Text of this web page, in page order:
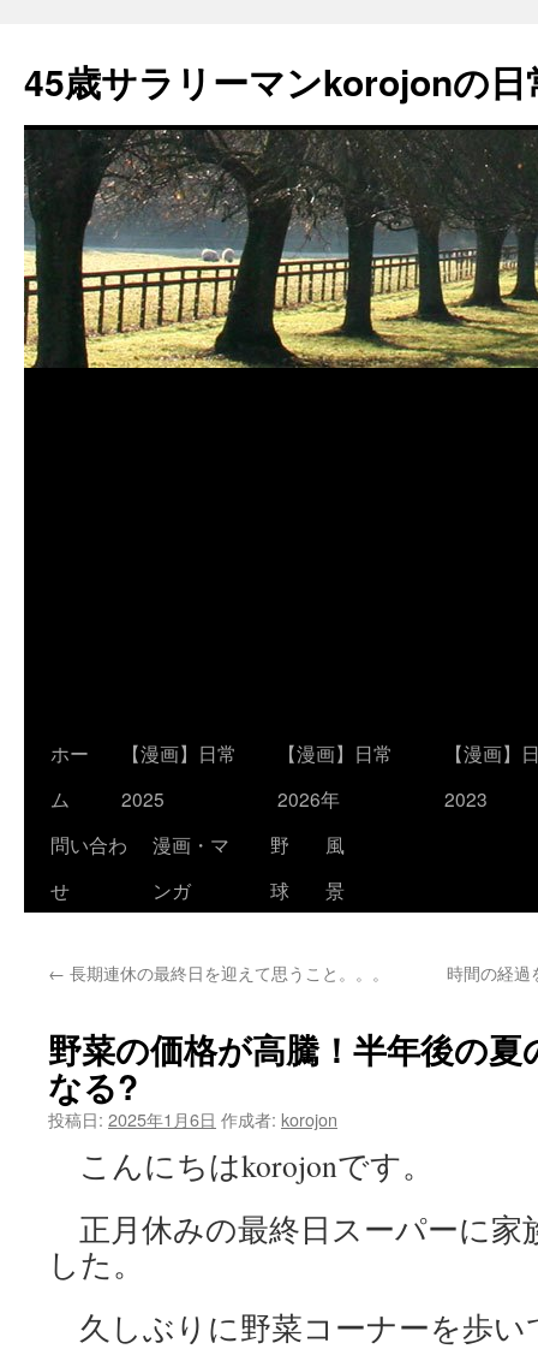
45歳サラリーマンkorojonの日
ン
へ
キ
ッ
ホー
ム
【漫画】日常
2025
【漫画】日常
2026年
【漫画
2023
問い合わ
せ
漫画・マ
ンガ
野
球
風
景
← 長期連休の最終日を迎えて思うこと。。。 時間の経過
野菜の価格が高騰！半年後の
なる?
投稿日: 2025年1月6日 作成者: korojon
こんにちはkorojonです。
正月休みの最終日スーパーに家
した。
久しぶりに野菜コーナーを歩い